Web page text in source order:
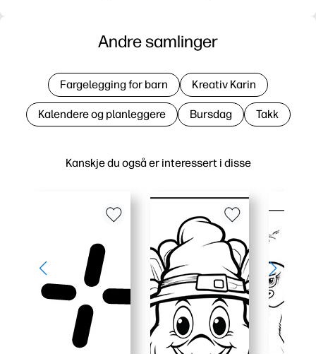
Kanskje du også er interessert i disse
Andre samlinger
Fargelegging for barn Kreativ Karin
Kalendere og planleggere Bursdag Takk